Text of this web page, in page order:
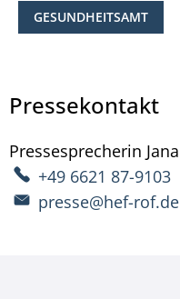
GESUNDHEITSAMT
Pressekontakt
Pressesprecherin Jana
+49 6621 87-9103
presse@hef-rof.de